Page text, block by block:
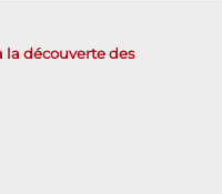
la découverte des